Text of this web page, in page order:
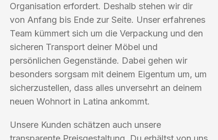
Organisation erfordert. Deshalb stehen wir dir
von Anfang bis Ende zur Seite. Unser erfahrenes
Team kümmert sich um die Verpackung und den
sicheren Transport deiner Möbel und
persönlichen Gegenstände. Dabei gehen wir
besonders sorgsam mit deinem Eigentum um, um
sicherzustellen, dass alles unversehrt an deinem
neuen Wohnort in Latina ankommt.
Unsere Kunden schätzen auch unsere